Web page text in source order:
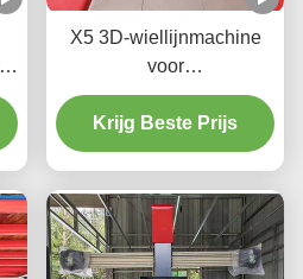
X5 3D-wiellijnmachine
voor
precisiebandregeling
Krijg Beste Prijs